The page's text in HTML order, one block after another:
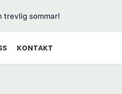
trevlig sommar!
KONTAKT